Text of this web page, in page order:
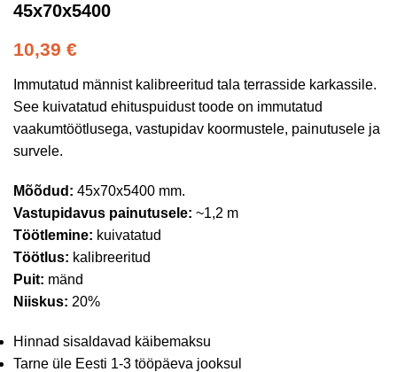
45x70x5400
10,39 €
Immutatud männist kalibreeritud tala terrasside karkassile.
See kuivatatud ehituspuidust toode on immutatud
vaakumtöötlusega, vastupidav koormustele, painutusele ja
survele.
Mõõdud: 45x70x5400 mm.
Vastupidavus painutusele: ~1,2 m
Töötlemine: kuivatatud
Töötlus: kalibreeritud
Puit: mänd
Niiskus: 20%
Hinnad sisaldavad käibemaksu
Tarne üle Eesti 1-3 tööpäeva jooksul